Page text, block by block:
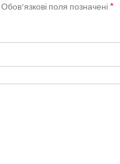
Обов’язкові поля позначені *